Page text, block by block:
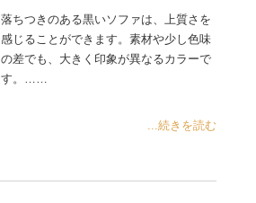
落ちつきのある黒いソファは、上質さを
感じることができます。素材や少し色味
の差でも、大きく印象が異なるカラーで
す。……
...続きを読む